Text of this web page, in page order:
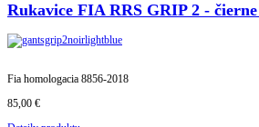
Rukavice FIA ​​RRS GRIP 2 -
Fia homologacia 8856-2018
85,00 €